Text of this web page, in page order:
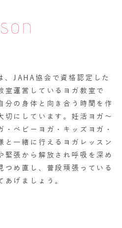
JAHA協会で資格認定した
室運営しているヨガ教室で
分の身体と向き合う時間を作
切にしています。妊活ヨガ～
ベビーヨガ・キッズヨガ・
と一緒に行えるヨガレッスン
緊張から解放され呼吸を深め
つめ直し、普段頑張っている
げましょう。